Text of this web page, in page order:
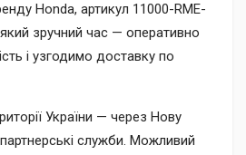
Honda, артикул 11000-RME-
зручний час — оперативно
і узгодимо доставку по
України — через Нову
служби. Можливий